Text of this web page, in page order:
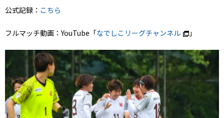
公式記録： こちら
フルマッチ動画：YouTube「なでしこリーグチャンネル 」